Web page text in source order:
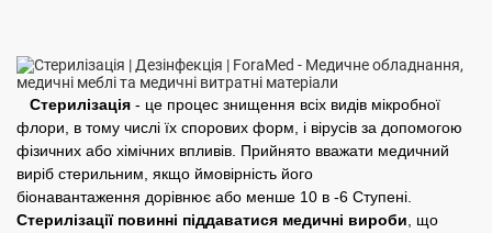
Стерилізація - це процес знищення всіх видів мікробної
флори, в тому числі їх спорових форм, і вірусів за допомогою
фізичних або хімічних впливів. Прийнято вважати медичний
виріб стерильним, якщо ймовірність його
біонавантаження дорівнює або менше 10 в -6 Ступені.
Стерилізації повинні піддаватися медичні вироби , що